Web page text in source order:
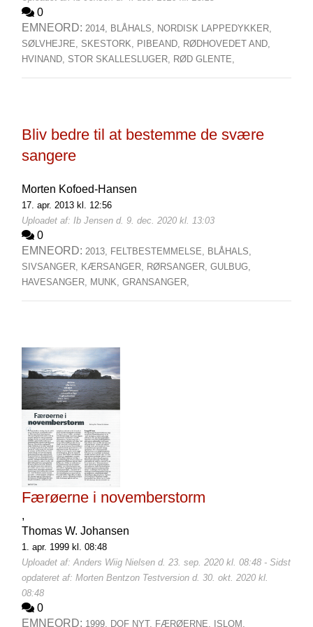
0
EMNEORD: 2014, BLÅHALS, NORDISK LAPPEDYKKER,
SØLVHEJRE, SKESTORK, PIBEAND, RØDHOVEDET AND,
HVINAND, STOR SKALLESLUGER, RØD GLENTE,
Bliv bedre til at bestemme de svære
sangere
Morten Kofoed-Hansen
17. apr. 2013 kl. 12:56
Uploadet af: Ib Jensen d. 9. dec. 2020 kl. 13:03
0
EMNEORD: 2013, FELTBESTEMMELSE, BLÅHALS,
SIVSANGER, KÆRSANGER, RØRSANGER, GULBUG,
HAVESANGER, MUNK, GRANSANGER,
Færøerne i novemberstorm
,
Thomas W. Johansen
1. apr. 1999 kl. 08:48
Uploadet af: Anders Wiig Nielsen d. 23. sep. 2020 kl. 08:48 - Sidst
opdateret af: Morten Bentzon Testversion d. 30. okt. 2020 kl.
08:48
0
EMNEORD: 1999, DOF NYT, FÆRØERNE,
ISLOM,